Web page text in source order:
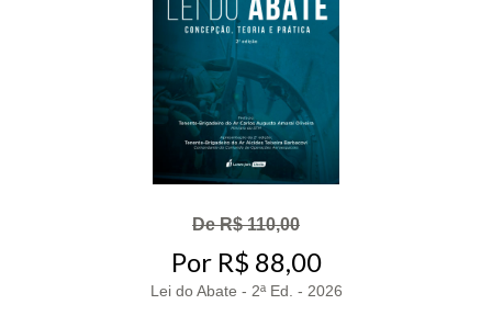
De R$ 110,00
Por R$ 88,00
Lei do Abate - 2ª Ed. - 2026